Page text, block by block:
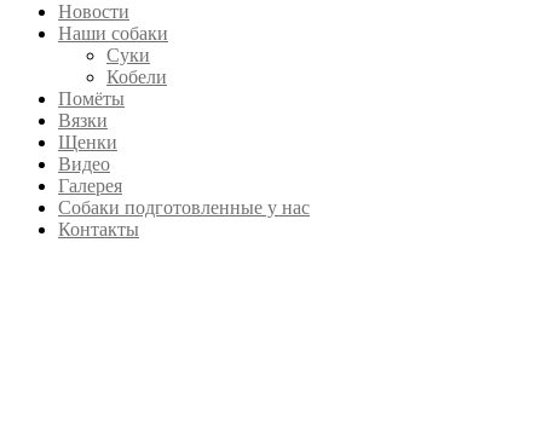
Новости
Наши собаки
Суки
Кобели
Помёты
Вязки
Щенки
Видео
Галерея
Собаки подготовленные у нас
Контакты